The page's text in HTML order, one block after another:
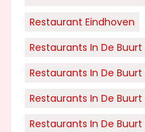
Restaurant Eindhoven
Restaurants In De
Restaurants In De
Restaurants In De
Restaurants In De